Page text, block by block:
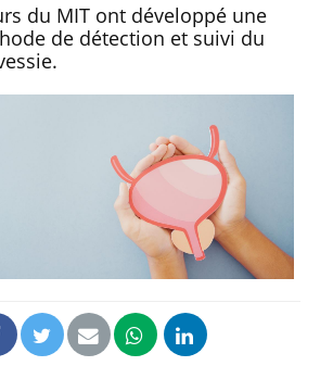
du MIT ont développé une
de détection et suivi du